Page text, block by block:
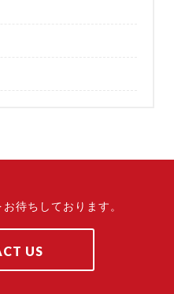
待ちしております。
US